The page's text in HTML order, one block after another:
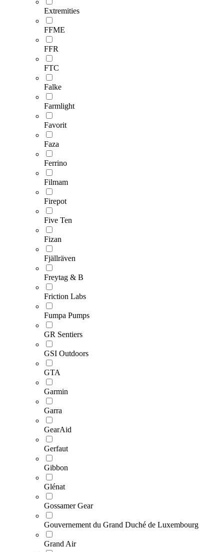
Extremities
FFME
FFR
FTC
Falke
Farmlight
Favorit
Faza
Ferrino
Filmam
Firepot
Five Ten
Fizan
Fjällräven
Freytag & B
Friction Labs
Fumpa Pumps
GR Sentiers
GSI Outdoors
GTA
Garmin
Garra
GearAid
Gerfaut
Gibbon
Glénat
Gossamer Gear
Gouvernement du Grand Duché de Luxembourg
Grand Air